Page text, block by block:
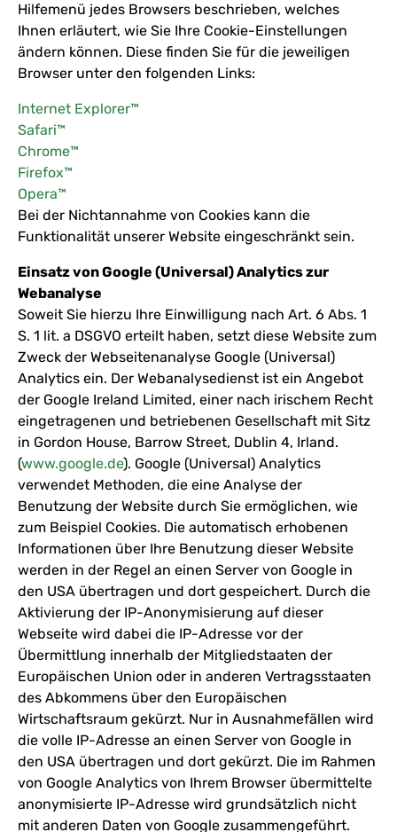
Hilfemenü jedes Browsers beschrieben, welches
Ihnen erläutert, wie Sie Ihre Cookie-Einstellungen
ändern können. Diese finden Sie für die jeweiligen
Browser unter den folgenden Links:
Internet Explorer™
Safari™
Chrome™
Firefox™
Opera™
Bei der Nichtannahme von Cookies kann die
Funktionalität unserer Website eingeschränkt sein.
Einsatz von Google (Universal) Analytics zur
Webanalyse
Soweit Sie hierzu Ihre Einwilligung nach Art. 6 Abs. 1
S. 1 lit. a DSGVO erteilt haben, setzt diese Website zum
Zweck der Webseitenanalyse Google (Universal)
Analytics ein. Der Webanalysedienst ist ein Angebot
der Google Ireland Limited, einer nach irischem Recht
eingetragenen und betriebenen Gesellschaft mit Sitz
in Gordon House, Barrow Street, Dublin 4, Irland.
(www.google.de). Google (Universal) Analytics
verwendet Methoden, die eine Analyse der
Benutzung der Website durch Sie ermöglichen, wie
zum Beispiel Cookies. Die automatisch erhobenen
Informationen über Ihre Benutzung dieser Website
werden in der Regel an einen Server von Google in
den USA übertragen und dort gespeichert. Durch die
Aktivierung der IP-Anonymisierung auf dieser
Webseite wird dabei die IP-Adresse vor der
Übermittlung innerhalb der Mitgliedstaaten der
Europäischen Union oder in anderen Vertragsstaaten
des Abkommens über den Europäischen
Wirtschaftsraum gekürzt. Nur in Ausnahmefällen wird
die volle IP-Adresse an einen Server von Google in
den USA übertragen und dort gekürzt. Die im Rahmen
von Google Analytics von Ihrem Browser übermittelte
anonymisierte IP-Adresse wird grundsätzlich nicht
mit anderen Daten von Google zusammengeführt.